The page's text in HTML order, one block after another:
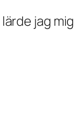
jag